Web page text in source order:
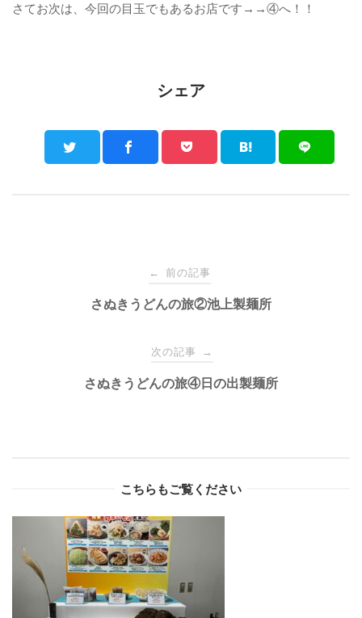
さてお次は、今回の目玉でもあるお店です→→④へ！！
シェア
navigation
← 前の記事
さぬきうどんの旅②池上製麺所
次の記事 →
さぬきうどんの旅④日の出製麺所
こちらもご覧ください